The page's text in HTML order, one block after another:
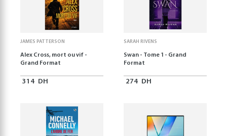
JAMES PATTERSON
Alex Cross, mort ou vif -
Grand Format
314 DH
SARAH RIVENS
Swan - Tome 1 - Grand
Format
274 DH